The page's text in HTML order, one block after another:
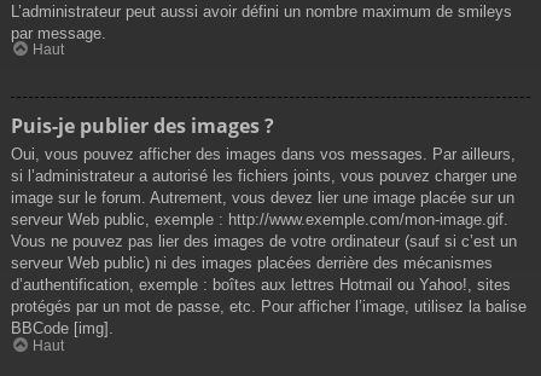
L’administrateur peut aussi avoir défini un nombre maximum de smileys
par message.
Haut
Puis-je publier des images ?
Oui, vous pouvez afficher des images dans vos messages. Par ailleurs,
si l’administrateur a autorisé les fichiers joints, vous pouvez charger une
image sur le forum. Autrement, vous devez lier une image placée sur un
serveur Web public, exemple : http://www.exemple.com/mon-image.gif.
Vous ne pouvez pas lier des images de votre ordinateur (sauf si c’est un
serveur Web public) ni des images placées derrière des mécanismes
d’authentification, exemple : boîtes aux lettres Hotmail ou Yahoo!, sites
protégés par un mot de passe, etc. Pour afficher l’image, utilisez la balise
BBCode [img].
Haut